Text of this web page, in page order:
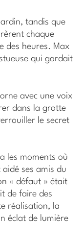
tandis que
chaque
des heures. Max
qui gardait
avec une voix
dans la grotte
le secret
les moments où
ses amis du
« défaut » était
de faire des
réalisation, la
éclat de lumière